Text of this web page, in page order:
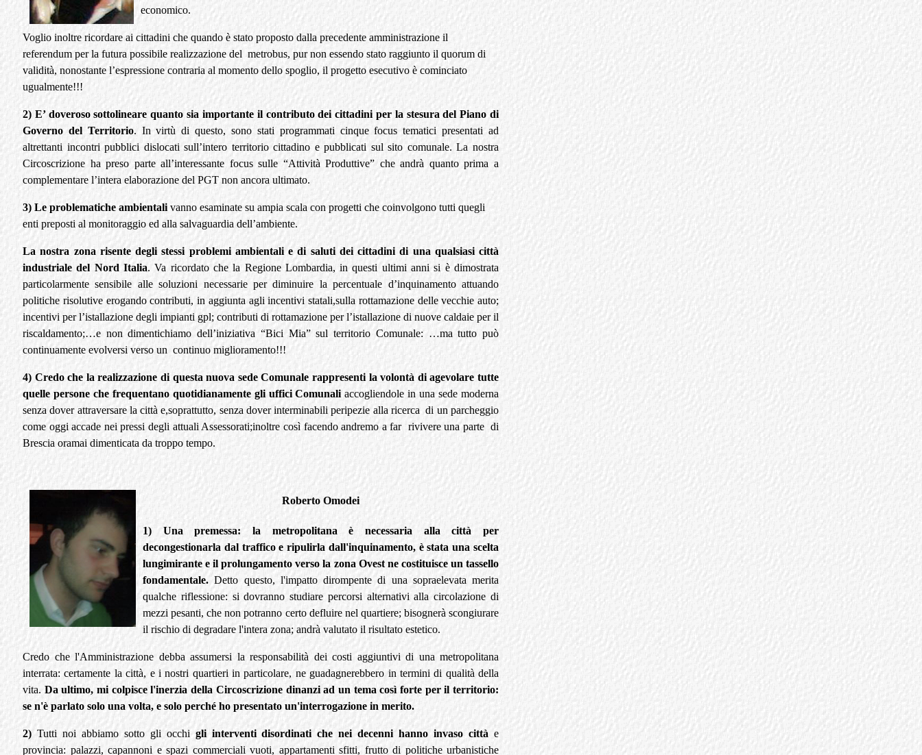
economico.
Voglio inoltre ricordare ai cittadini che quando è stato proposto dalla precedente amministrazione il
referendum per la futura possibile realizzazione del metrobus, pur non essendo stato raggiunto il quorum di
validità, nonostante l’espressione contraria al momento dello spoglio, il progetto esecutivo è cominciato
ugualmente!!!
2) E’ doveroso sottolineare quanto sia importante il contributo dei cittadini per la stesura del Piano di
Governo del Territorio. In virtù di questo, sono stati programmati cinque focus tematici presentati ad
altrettanti incontri pubblici dislocati sull’intero territorio cittadino e pubblicati sul sito comunale. La nostra
Circoscrizione ha preso parte all’interessante focus sulle “Attività Produttive” che andrà quanto prima a
complementare l’intera elaborazione del PGT non ancora ultimato.
3) Le problematiche ambientali vanno esaminate su ampia scala con progetti che coinvolgono tutti quegli
enti preposti al monitoraggio ed alla salvaguardia dell’ambiente.
La nostra zona risente degli stessi problemi ambientali e di saluti dei cittadini di una qualsiasi città
industriale del Nord Italia. Va ricordato che la Regione Lombardia, in questi ultimi anni si è dimostrata
particolarmente sensibile alle soluzioni necessarie per diminuire la percentuale d’inquinamento attuando
politiche risolutive erogando contributi, in aggiunta agli incentivi statali,sulla rottamazione delle vecchie auto;
incentivi per l’istallazione degli impianti gpl; contributi di rottamazione per l’istallazione di nuove caldaie per il
riscaldamento;…e non dimentichiamo dell’iniziativa “Bici Mia” sul territorio Comunale: …ma tutto può
continuamente evolversi verso un continuo miglioramento!!!
4) Credo che la realizzazione di questa nuova sede Comunale rappresenti la volontà di agevolare tutte
quelle persone che frequentano quotidianamente gli uffici Comunali accogliendole in una sede moderna
senza dover attraversare la città e,soprattutto, senza dover interminabili peripezie alla ricerca di un parcheggio
come oggi accade nei pressi degli attuali Assessorati;inoltre così facendo andremo a far rivivere una parte di
Brescia oramai dimenticata da troppo tempo.
Roberto Omodei
1) Una premessa: la metropolitana è necessaria alla città per
decongestionarla dal traffico e ripulirla dall'inquinamento, è stata una scelta
lungimirante e il prolungamento verso la zona Ovest ne costituisce un tassello
fondamentale. Detto questo, l'impatto dirompente di una sopraelevata merita
qualche riflessione: si dovranno studiare percorsi alternativi alla circolazione di
mezzi pesanti, che non potranno certo defluire nel quartiere; bisognerà scongiurare
il rischio di degradare l'intera zona; andrà valutato il risultato estetico.
Credo che l'Amministrazione debba assumersi la responsabilità dei costi aggiuntivi di una metropolitana
interrata: certamente la città, e i nostri quartieri in particolare, ne guadagnerebbero in termini di qualità della
vita. Da ultimo, mi colpisce l'inerzia della Circoscrizione dinanzi ad un tema così forte per il territorio:
se n'è parlato solo una volta, e solo perché ho presentato un'interrogazione in merito.
2) Tutti noi abbiamo sotto gli occhi gli interventi disordinati che nei decenni hanno invaso città e
provincia: palazzi, capannoni e spazi commerciali vuoti, appartamenti sfitti, frutto di politiche urbanistiche